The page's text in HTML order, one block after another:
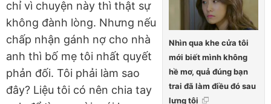
Nhìn qua khe cửa tôi
mới biết mình không
hề mơ, quả đúng bạn
trai đã làm điều đó sau
lưng tôi
chỉ vì chuyện này thì thật sự
không đành lòng. Nhưng nếu
chấp nhận gánh nợ cho nhà
anh thì bố mẹ tôi nhất quyết
phản đối. Tôi phải làm sao
đây? Liệu tôi có nên chia tay